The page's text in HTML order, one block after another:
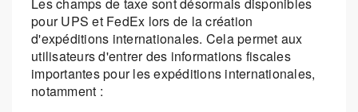
Les champs de taxe sont désormais disponibles
pour UPS et FedEx lors de la création
d'expéditions internationales. Cela permet aux
utilisateurs d'entrer des informations fiscales
importantes pour les expéditions internationales,
notamment :